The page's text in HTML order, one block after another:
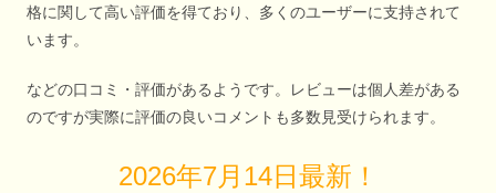
格に関して高い評価を得ており、多くのユーザーに支持されて
います。
などの口コミ・評価があるようです。レビューは個人差がある
のですが実際に評価の良いコメントも多数見受けられます。
2026年7月14日最新！